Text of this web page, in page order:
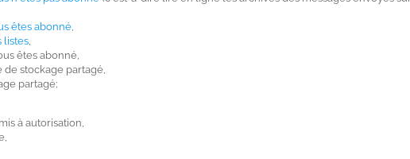
êtes abonné,
listes,
êtes abonné,
de stockage partagé,
partagé;
à autorisation,